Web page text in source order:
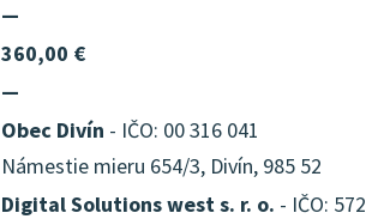
—
360,00 €
—
Obec Divín - IČO: 00 316 041
Námestie mieru 654/3, Divín, 985 52
Digital Solutions west s. r. o. - IČO: